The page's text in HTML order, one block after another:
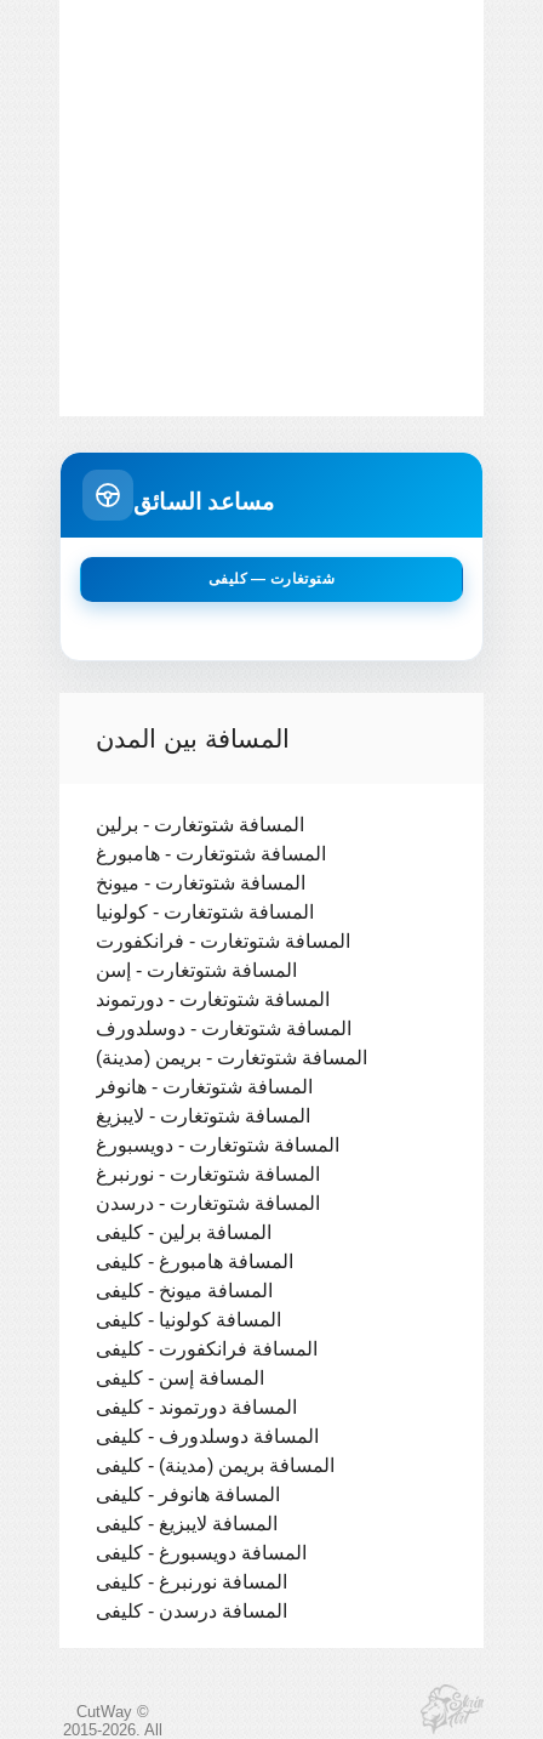
مساعد السائق
شتوتغارت — كليفى
المسافة بين المدن
المسافة شتوتغارت - برلين
المسافة شتوتغارت - هامبورغ
المسافة شتوتغارت - ميونخ
المسافة شتوتغارت - كولونيا
المسافة شتوتغارت - فرانكفورت
المسافة شتوتغارت - إسن
المسافة شتوتغارت - دورتموند
المسافة شتوتغارت - دوسلدورف
المسافة شتوتغارت - بريمن (مدينة)
المسافة شتوتغارت - هانوفر
المسافة شتوتغارت - لايبزيغ
المسافة شتوتغارت - دويسبورغ
المسافة شتوتغارت - نورنبرغ
المسافة شتوتغارت - درسدن
المسافة برلين - كليفى
المسافة هامبورغ - كليفى
المسافة ميونخ - كليفى
المسافة كولونيا - كليفى
المسافة فرانكفورت - كليفى
المسافة إسن - كليفى
المسافة دورتموند - كليفى
المسافة دوسلدورف - كليفى
المسافة بريمن (مدينة) - كليفى
المسافة هانوفر - كليفى
المسافة لايبزيغ - كليفى
المسافة دويسبورغ - كليفى
المسافة نورنبرغ - كليفى
المسافة درسدن - كليفى
CutWay ©
2015-2026. All